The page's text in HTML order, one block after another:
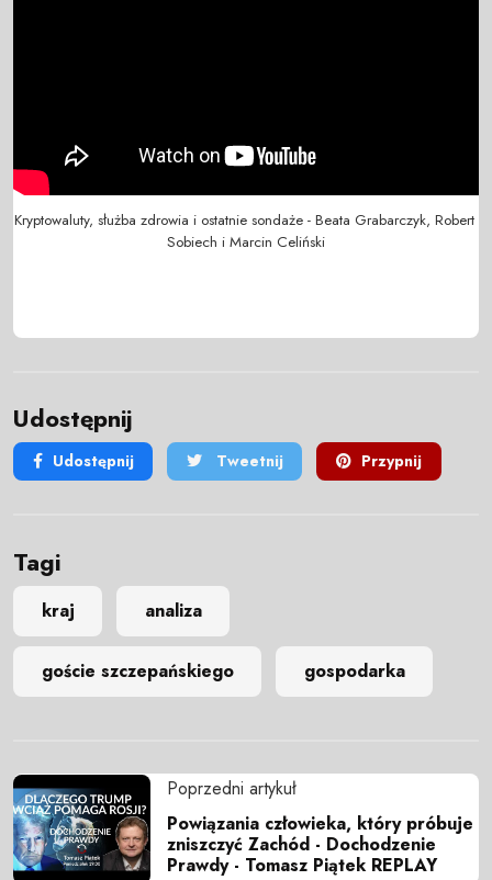
Kryptowaluty, służba zdrowia i ostatnie sondaże - Beata Grabarczyk, Robert
Sobiech i Marcin Celiński
Udostępnij
Udostępnij Tweetnij Przypnij
Tagi
kraj analiza
goście szczepańskiego gospodarka
Poprzedni artykuł
Powiązania człowieka, który próbuje
zniszczyć Zachód - Dochodzenie
Prawdy - Tomasz Piątek REPLAY